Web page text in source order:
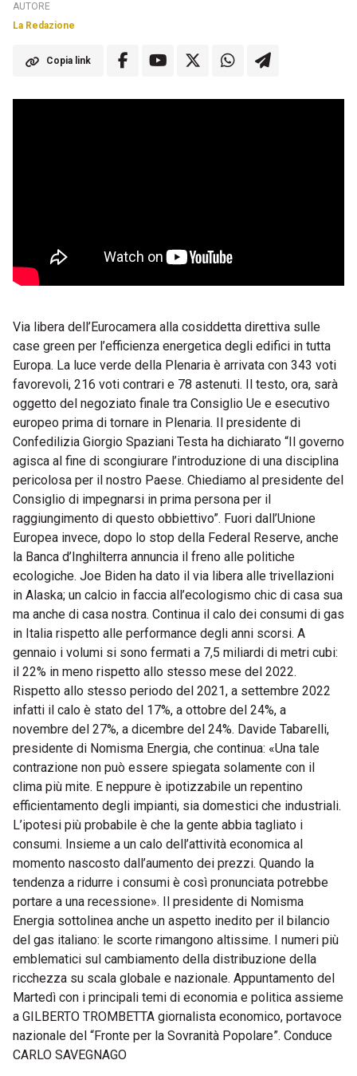
AUTORE
La Redazione
Copia link
Via libera dell’Eurocamera alla cosiddetta direttiva sulle
case green per l’efficienza energetica degli edifici in tutta
Europa. La luce verde della Plenaria è arrivata con 343 voti
favorevoli, 216 voti contrari e 78 astenuti. Il testo, ora, sarà
oggetto del negoziato finale tra Consiglio Ue e esecutivo
europeo prima di tornare in Plenaria. Il presidente di
Confedilizia Giorgio Spaziani Testa ha dichiarato “Il governo
agisca al fine di scongiurare l’introduzione di una disciplina
pericolosa per il nostro Paese. Chiediamo al presidente del
Consiglio di impegnarsi in prima persona per il
raggiungimento di questo obbiettivo”. Fuori dall’Unione
Europea invece, dopo lo stop della Federal Reserve, anche
la Banca d’Inghilterra annuncia il freno alle politiche
ecologiche. Joe Biden ha dato il via libera alle trivellazioni
in Alaska; un calcio in faccia all’ecologismo chic di casa sua
ma anche di casa nostra. Continua il calo dei consumi di gas
in Italia rispetto alle performance degli anni scorsi. A
gennaio i volumi si sono fermati a 7,5 miliardi di metri cubi:
il 22% in meno rispetto allo stesso mese del 2022.
Rispetto allo stesso periodo del 2021, a settembre 2022
infatti il calo è stato del 17%, a ottobre del 24%, a
novembre del 27%, a dicembre del 24%. Davide Tabarelli,
presidente di Nomisma Energia, che continua: «Una tale
contrazione non può essere spiegata solamente con il
clima più mite. E neppure è ipotizzabile un repentino
efficientamento degli impianti, sia domestici che industriali.
L’ipotesi più probabile è che la gente abbia tagliato i
consumi. Insieme a un calo dell’attività economica al
momento nascosto dall’aumento dei prezzi. Quando la
tendenza a ridurre i consumi è così pronunciata potrebbe
portare a una recessione». Il presidente di Nomisma
Energia sottolinea anche un aspetto inedito per il bilancio
del gas italiano: le scorte rimangono altissime. I numeri più
emblematici sul cambiamento della distribuzione della
ricchezza su scala globale e nazionale. Appuntamento del
Martedì con i principali temi di economia e politica assieme
a GILBERTO TROMBETTA giornalista economico, portavoce
nazionale del “Fronte per la Sovranità Popolare”. Conduce
CARLO SAVEGNAGO